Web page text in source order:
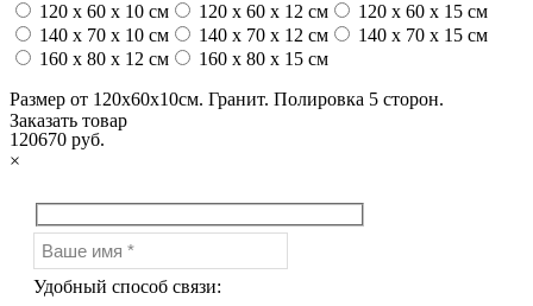
120 x 60 x 10 см
120 x 60 x 12 см
120 x 60 x 15 см
140 x 70 x 10 см
140 x 70 x 12 см
140 x 70 x 15 см
160 x 80 x 12 см
160 x 80 x 15 см
Размер от 120х60х10см. Гранит. Полировка 5 сторон.
120670 руб.
Заказать товар
×
Удобный способ связи: